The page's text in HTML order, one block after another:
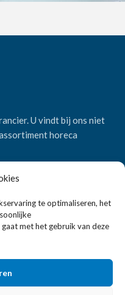
te optimaliseren, het
met het gebruik van deze
U vindt bij ons niet
horeca